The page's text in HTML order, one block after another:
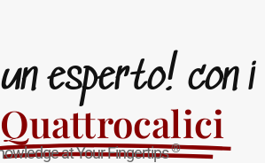
esperto! con i
Quattrocalici
at Your Fingertips®